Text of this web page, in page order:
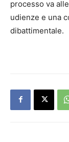
processo va
udienze e una
dibattimentale.